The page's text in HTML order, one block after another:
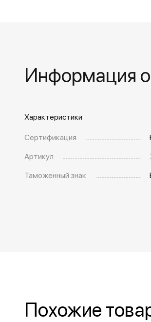
Информация
Характеристики
Сертификация
Артикул
Таможенный знак
Похожие